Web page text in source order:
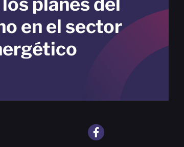
en el sector